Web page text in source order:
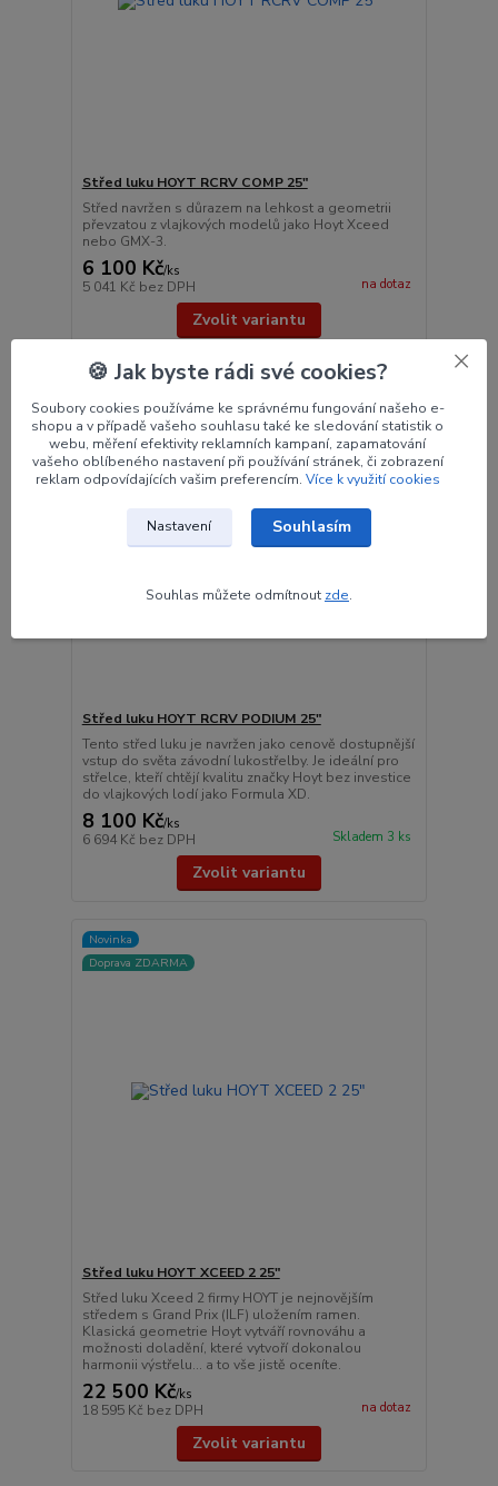
Střed luku HOYT RCRV COMP 25"
Střed navržen s důrazem na lehkost a geometrii
převzatou z vlajkových modelů jako Hoyt Xceed
nebo GMX-3.
6 100 Kč/ks
5 041 Kč bez DPH na dotaz
Zvolit variantu
Střed luku HOYT RCRV PODIUM 25"
Tento střed luku je navržen jako cenově dostupnější
vstup do světa závodní lukostřelby. Je ideální pro
střelce, kteří chtějí kvalitu značky Hoyt bez investice
do vlajkových lodí jako Formula XD.
8 100 Kč/ks
6 694 Kč bez DPH Skladem 3 ks
Zvolit variantu
Novinka
Doprava ZDARMA
Střed luku HOYT XCEED 2 25"
Střed luku Xceed 2 firmy HOYT je nejnovějším
středem s Grand Prix (ILF) uložením ramen.
Klasická geometrie Hoyt vytváří rovnováhu a
možnosti doladění, které vytvoří dokonalou
harmonii výstřelu... a to vše jistě oceníte.
22 500 Kč/ks
18 595 Kč bez DPH na dotaz
Zvolit variantu
🍪 Jak byste rádi své cookies?
Soubory cookies používáme ke správnému fungování našeho e-
shopu a v případě vašeho souhlasu také ke sledování statistik o
webu, měření efektivity reklamních kampaní, zapamatování
vašeho oblíbeného nastavení při používání stránek, či zobrazení
reklam odpovídajících vašim preferencím. Více k využití cookies
Nastavení Souhlasím
Souhlas můžete odmítnout zde.